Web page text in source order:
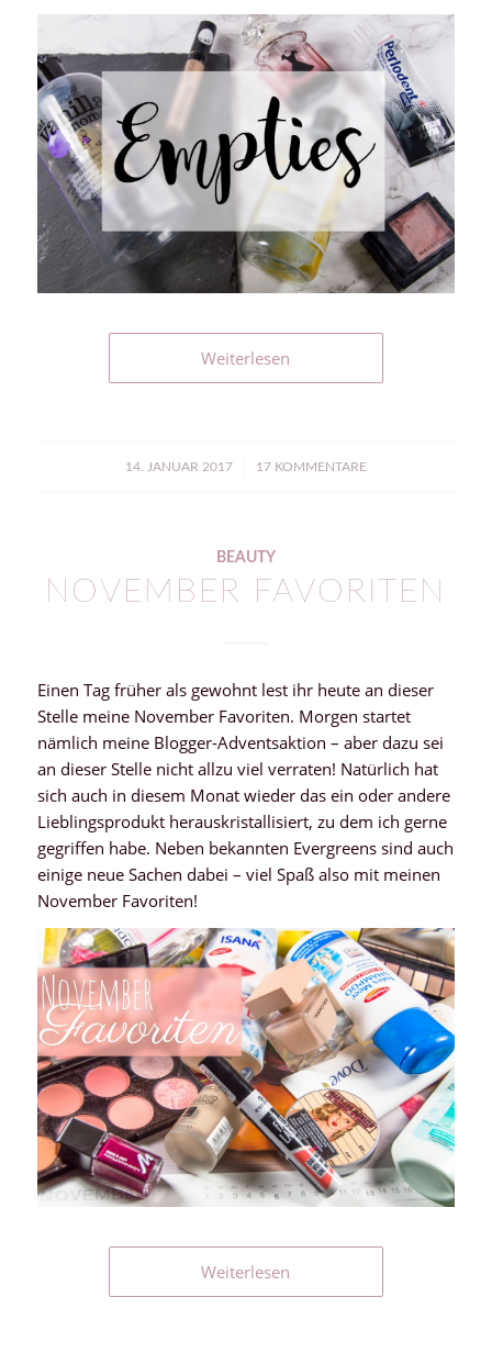
Weiterlesen
14. JANUAR 2017
/ 17 KOMMENTARE
BEAUTY
NOVEMBER FAVORITEN
Einen Tag früher als gewohnt lest ihr heute an dieser
Stelle meine November Favoriten. Morgen startet
nämlich meine Blogger-Adventsaktion – aber dazu sei
an dieser Stelle nicht allzu viel verraten! Natürlich hat
sich auch in diesem Monat wieder das ein oder andere
Lieblingsprodukt herauskristallisiert, zu dem ich gerne
gegriffen habe. Neben bekannten Evergreens sind auch
einige neue Sachen dabei – viel Spaß also mit meinen
November Favoriten!
Weiterlesen